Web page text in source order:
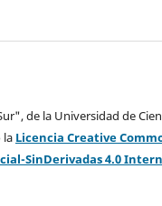
de la Universidad de
la Licencia Creative
SinDerivadas 4.0